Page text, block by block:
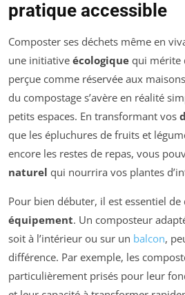
pratique accessible
Composter ses déchets même en
une initiative écologique qui mérite
perçue comme réservée aux
du compostage s’avère en réalité
petits espaces. En transformant vos
que les épluchures de fruits et
encore les restes de repas, vous
naturel qui nourrira vos plantes
Pour bien débuter, il est essentiel
équipement. Un composteur
soit à l’intérieur ou sur un balcon,
différence. Par exemple, les
particulièrement prisés pour leur